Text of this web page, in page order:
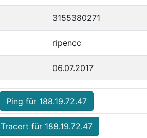
3155380271
ripencc
06.07.2017
Ping für 188.19.72.47
Tracert für 188.19.72.47